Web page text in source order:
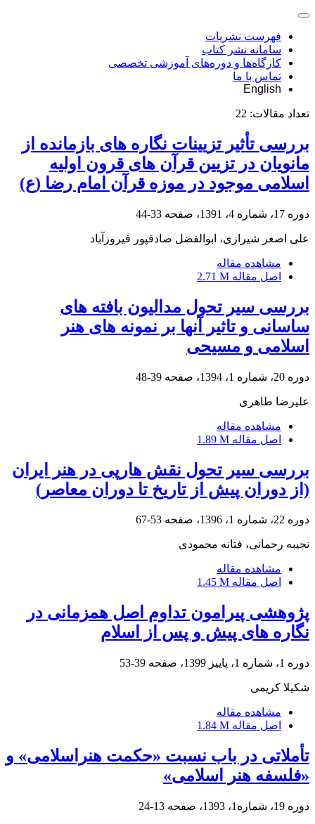
فهرست نشریات
سامانه نشر کتاب
کارگاه‌ها و دوره‌های آموزشی تخصصی
تماس با ما
English
تعداد مقالات: 22
بررسی تأثیر تزیینات نگاره های بازمانده از
مانویان در تزیین قرآن های قرون اولیه
اسلامی موجود در موزه قرآن امام رضا (ع)
دوره 17، شماره 4، 1391، صفحه 33-44
علی اصغر شیرازی، ابوالفضل صادقپور فیروزآباد
مشاهده مقاله
اصل مقاله 2.71 M
بررسی سیر تحول مدالیون بافته های
ساسانی و تاثیر آنها بر نمونه های هنر
اسلامی و مسیحی
دوره 20، شماره 1، 1394، صفحه 39-48
علیرضا طاهری
مشاهده مقاله
اصل مقاله 1.89 M
بررسی سیر تحول نقش هارپی در هنر ایران
(از دوران پیش از تاریخ تا دوران معاصر)
دوره 22، شماره 1، 1396، صفحه 53-67
نجیبه رحمانی، فتانه محمودی
مشاهده مقاله
اصل مقاله 1.45 M
پژوهشی پیرامون تداوم اصل همزمانی در
نگاره های پیش و پس از اسلام
دوره 1، شماره 1، پاییز 1399، صفحه 39-53
شکیلا کریمی
مشاهده مقاله
اصل مقاله 1.84 M
تأملاتی در باب نسبت «حکمت هنراسلامی» و
«فلسفه هنر اسلامی»
دوره 19، شماره1، 1393، صفحه 13-24